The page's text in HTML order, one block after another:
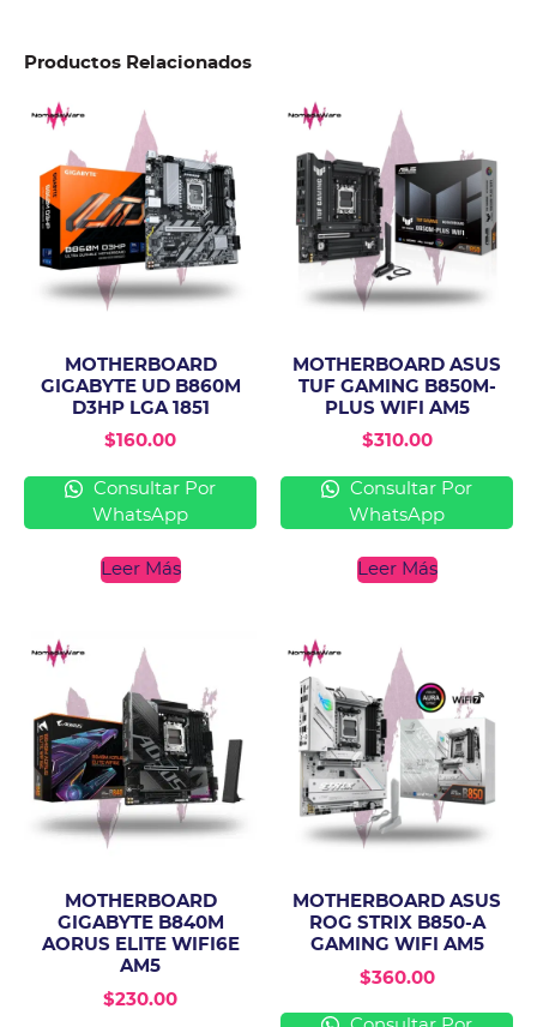
Productos Relacionados
MOTHERBOARD
GIGABYTE UD B860M
D3HP LGA 1851
$160.00
Consultar Por
WhatsApp
Leer Más
MOTHERBOARD ASUS
TUF GAMING B850M-
PLUS WIFI AM5
$310.00
Consultar Por
WhatsApp
Leer Más
MOTHERBOARD
GIGABYTE B840M
AORUS ELITE WIFI6E
AM5
$230.00
MOTHERBOARD ASUS
ROG STRIX B850-A
GAMING WIFI AM5
$360.00